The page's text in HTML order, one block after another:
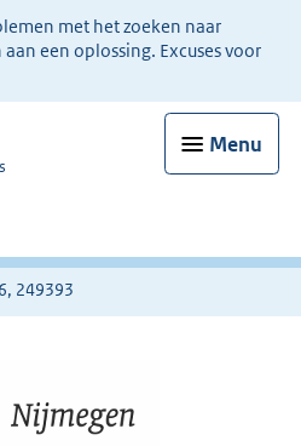
met het zoeken naar
een oplossing. Excuses voor
Menu
249393